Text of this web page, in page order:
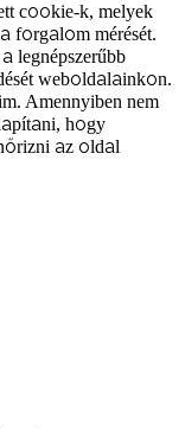
cookie-k, melyek
forgalom mérését.
legnépszerűbb
weboldalainkon.
Amennyiben nem
hogy
az oldal